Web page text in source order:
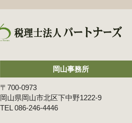
岡山事務所
〒700-0973
岡山県岡山市北区下中野1222-9
086-246-4446